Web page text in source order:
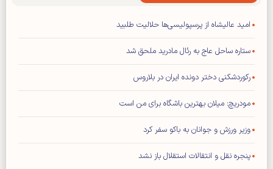
امید عالیشاه از پرسپولیسی‌ها حلالیت طلبید
ستاره ساحل عاج به رئال مادرید ملحق شد
رکوردشکنی دختر دونده ایران در بلاروس
مودریچ: میلان بهترین باشگاه برای من است
وزیر ورزش و جوانان به باکو سفر کرد
پنجره نقل و انتقالات استقلال باز نشد